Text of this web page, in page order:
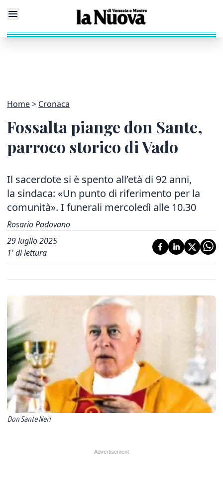
Home Cronaca
Fossalta piange don Sante,
parroco storico di Vado
Il sacerdote si è spento all’età di 92 anni,
la sindaca: «Un punto di riferimento per la
comunità». I funerali mercoledì alle 10.30
Rosario Padovano
29 luglio 2025
1' di lettura
Don Sante Neri